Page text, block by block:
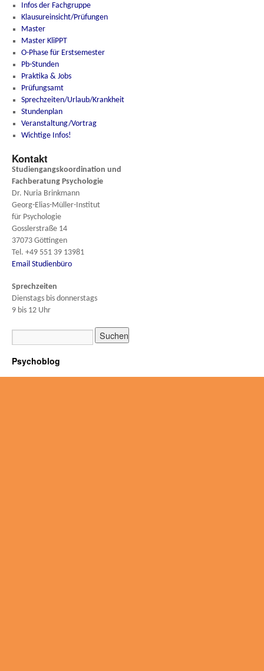
Infos der Fachgruppe
Klausureinsicht/Prüfungen
Master
Master KliPPT
O-Phase für Erstsemester
Pb-Stunden
Praktika & Jobs
Prüfungsamt
Sprechzeiten/Urlaub/Krankheit
Stundenplan
Veranstaltung/Vortrag
Wichtige Infos!
Kontakt
Studiengangskoordination und
Fachberatung Psychologie
Dr. Nuria Brinkmann
Georg-Elias-Müller-Institut
für Psychologie
Gosslerstraße 14
37073 Göttingen
Tel. +49 551 39 13981
Email Studienbüro
Sprechzeiten
Dienstags bis donnerstags
9 bis 12 Uhr
Psychoblog